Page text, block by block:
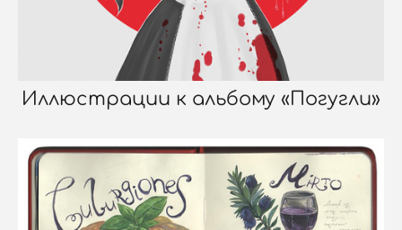
Иллюстрации к альбому «Погугли»